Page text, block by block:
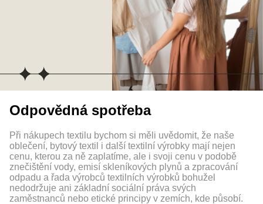
Odpovědná spotřeba
Při nákupech textilu bychom si měli uvědomit, že naše
oblečení, bytový textil i další textilní výrobky mají nejen
cenu, kterou za ně zaplatíme, ale i svoji cenu v podobě
znečištění vody, emisí skleníkových plynů a zpracování
odpadu a řada výrobců textilních výrobků bohužel
nedodržuje ani základní sociální práva svých
zaměstnanců nebo etické principy v zemích, kde působí.